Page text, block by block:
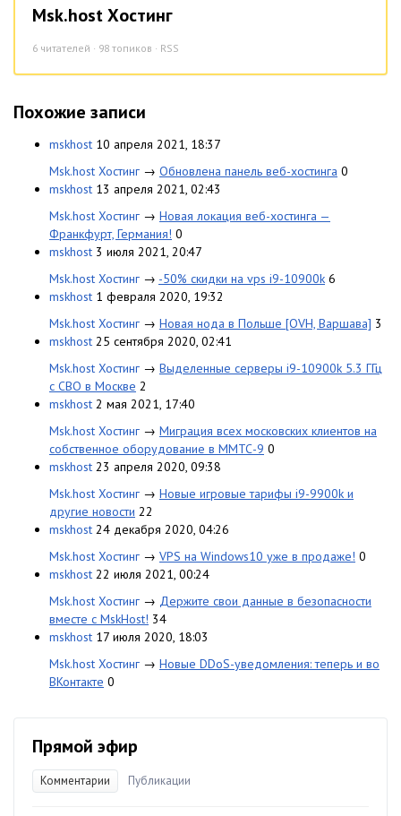
Msk.host Хостинг
6 читателей · 98 топиков · RSS
Похожие записи
mskhost 10 апреля 2021, 18:37
Msk.host Хостинг → Обновлена панель веб-хостинга 0
mskhost 13 апреля 2021, 02:43
Msk.host Хостинг → Новая локация веб-хостинга —
Франкфурт, Германия! 0
mskhost 3 июля 2021, 20:47
Msk.host Хостинг → -50% скидки на vps i9-10900k 6
mskhost 1 февраля 2020, 19:32
Msk.host Хостинг → Новая нода в Польше [OVH, Варшава] 3
mskhost 25 сентября 2020, 02:41
Msk.host Хостинг → Выделенные серверы i9-10900k 5.3 ГГц
с СВО в Москве 2
mskhost 2 мая 2021, 17:40
Msk.host Хостинг → Миграция всех московских клиентов на
собственное оборудование в ММТС-9 0
mskhost 23 апреля 2020, 09:38
Msk.host Хостинг → Новые игровые тарифы i9-9900k и
другие новости 22
mskhost 24 декабря 2020, 04:26
Msk.host Хостинг → VPS на Windows10 уже в продаже! 0
mskhost 22 июля 2021, 00:24
Msk.host Хостинг → Держите свои данные в безопасности
вместе с MskHost! 34
mskhost 17 июля 2020, 18:03
Msk.host Хостинг → Новые DDoS-уведомления: теперь и во
ВКонтакте 0
Прямой эфир
Комментарии Публикации